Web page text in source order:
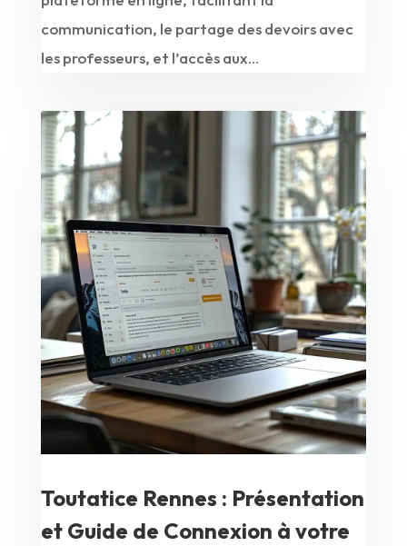
communication, le partage des devoirs avec
les professeurs, et l’accès aux...
Toutatice Rennes : Présentation
et Guide de Connexion à votre